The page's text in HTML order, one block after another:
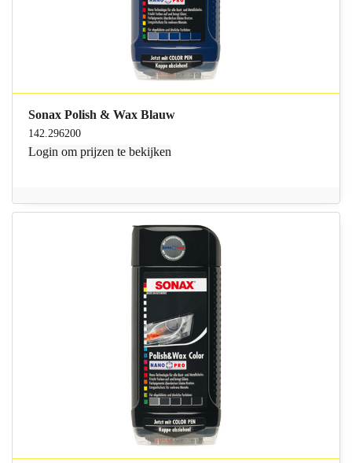
Sonax Polish & Wax Blauw
142.296200
Login om prijzen te bekijken